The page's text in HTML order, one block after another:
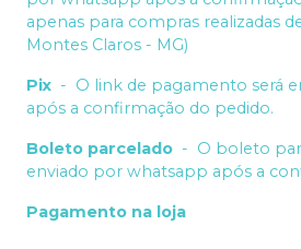
apenas para compras realizadas
Montes Claros - MG)
Pix - O link de pagamento será
após a confirmação do pedido.
Boleto parcelado - O boleto
enviado por whatsapp após a
Pagamento na loja